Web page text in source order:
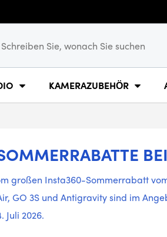
KAMERAZUBEHÖR
großen Insta360-Sommerrabatt
GO 3S und Antigravity sind im
Juli 2026.